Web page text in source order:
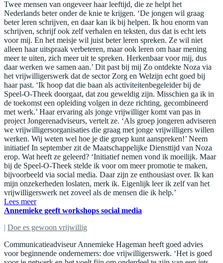
Twee mensen van ongeveer haar leeftijd, die ze helpt het
Nederlands beter onder de knie te krijgen. ‘De jongen wil graag
beter leren schrijven, en daar kan ik bij helpen. Ik hou enorm van
schrijven, schrijf ook zelf verhalen en teksten, dus dat is echt iets
voor mij. En het meisje wil juist beter leren spreken. Ze wil niet
alleen haar uitspraak verbeteren, maar ook leren om haar mening
meer te uiten, zich meer uit te spreken. Herkenbaar voor mij, dus
daar werken we samen aan.’ Dit past bij mij Zo ontdekte Noza via
het vrijwilligerswerk dat de sector Zorg en Welzijn echt goed bij
haar past. ‘Ik hoop dat die baan als activiteitenbegeleider bij de
Speel-O-Theek doorgaat, dat zou geweldig zijn. Misschien ga ik in
de toekomst een opleiding volgen in deze richting, gecombineerd
met werk.’ Haar ervaring als jonge vrijwilliger komt van pas in
project Jongerenadviseurs, vertelt ze. ‘Als groep jongeren adviseren
we vrijwilligersorganisaties die graag met jonge vrijwilligers willen
werken. Wij weten wel hoe je die groep kunt aanspreken!’ Neem
initiatief In september zit de Maatschappelijke Diensttijd van Noza
erop. Wat heeft ze geleerd? ‘Initiatief nemen vond ik moeilijk. Maar
bij de Speel-O-Theek stelde ik voor om meer promotie te maken,
bijvoorbeeld via social media. Daar zijn ze enthousiast over. Ik kan
mijn onzekerheden loslaten, merk ik. Eigenlijk leer ik zelf van het
vrijwilligerswerk net zoveel als de mensen die ik help.’
Lees meer
Annemieke geeft workshops social media
| Doe es gewoon vrijwillig
Communicatieadviseur Annemieke Hageman heeft goed advies
voor beginnende ondernemers: doe vrijwilligerswerk. ‘Het is goed